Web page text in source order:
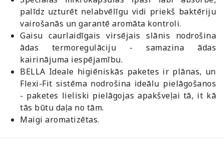
palīdz uzturēt nelabvēlīgu vidi priekš baktēriju
vairošanās un garantē aromāta kontroli.
Gaisu caurlaidīgais virsējais slānis nodrošina
ādas termoregulāciju - samazina ādas
kairinājuma iespējamību.
BELLA Ideale higiēniskās paketes ir plānas, un
Flexi-Fit sistēma nodrošina ideālu pielāgošanos
- paketes lieliski pielāgojas apakšveļai tā, it kā
tās būtu daļa no tām.
Maigi aromatizētas.